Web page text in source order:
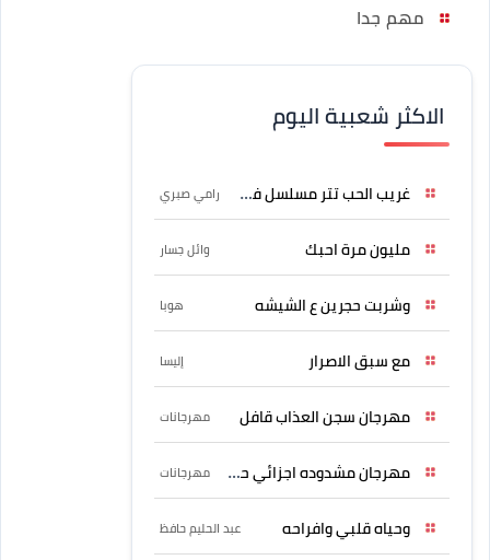
مهم جدا
الاكثر شعبية اليوم
غريب الحب تتر مسلسل فرصة رامي صبري
مليون مرة احبك وائل جسار
وشربت حجرين ع الشيشه هوبا
مع سبق الاصرار إليسا
مهرجان سجن العذاب قافل مهرجانات
مهرجان مشدوده اجزائي حربونى مهرجانات
وحياه قلبي وافراحه عبد الحليم حافظ